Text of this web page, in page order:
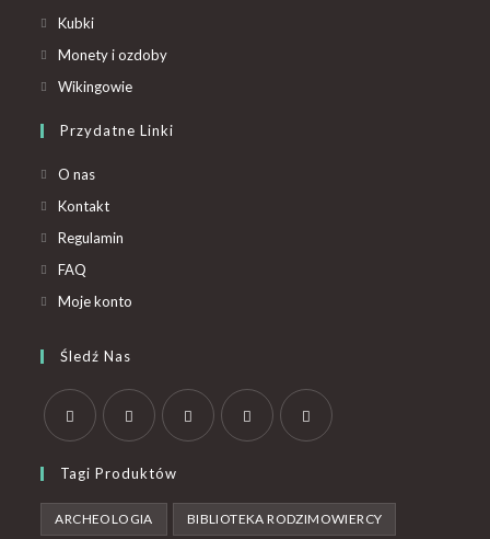
Kubki
Monety i ozdoby
Wikingowie
Przydatne Linki
O nas
Kontakt
Regulamin
FAQ
Moje konto
Śledź Nas
Tagi Produktów
ARCHEOLOGIA BIBLIOTEKA RODZIMOWIERCY